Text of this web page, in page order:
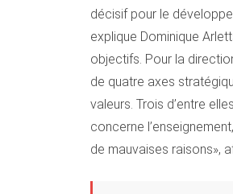
décisif pour le
explique Dominique
objectifs. Pour la
de quatre axes
valeurs. Trois d’entre
concerne
de mauvaises raisons»,